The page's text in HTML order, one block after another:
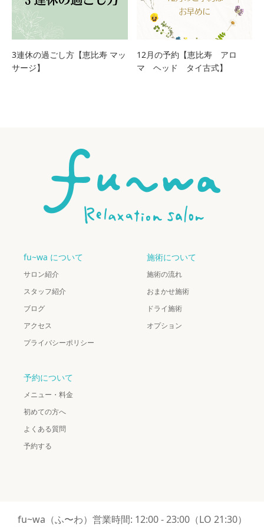
3連休の過ごし方【恵比寿 マッ
サージ】
12月の予約【恵比寿 アロ
マ ヘッド タイ古式】
fu~wa について
サロン紹介
スタッフ紹介
ブログ
アクセス
プライバシーポリシー
施術について
施術の流れ
おまかせ施術
ドライ施術
オプション
予約について
メニュー・料金
初めての方へ
よくある質問
予約する
fu~wa（ふ〜わ）営業時間: 12:00 - 23:00（LO 21:30）